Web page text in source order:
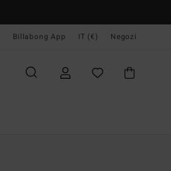
Billabong App IT (€) Negozi